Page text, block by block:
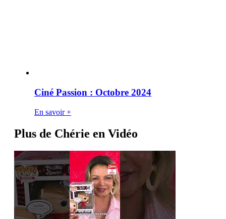
Ciné Passion : Octobre 2024
En savoir +
Plus de Chérie en Vidéo